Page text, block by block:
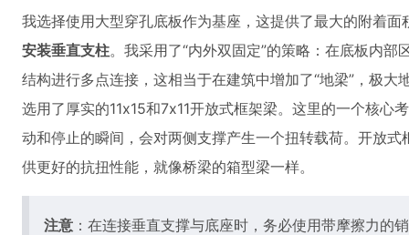
我选择使用大型穿孔底板作为基座，这提供了最大的附着面
安装垂直支柱。我采用了“内外双固定”的策略：在底板内
结构进行多点连接，这相当于在建筑中增加了“地梁”，极
选用了厚实的11x15和7x11开放式框架梁。这里的一个核心
动和停止的瞬间，会对两侧支撑产生一个扭转载荷。开放
供更好的抗扭性能，就像桥梁的箱型梁一样。
注意 ：在连接垂直支撑与底座时，务必使用带摩擦力的